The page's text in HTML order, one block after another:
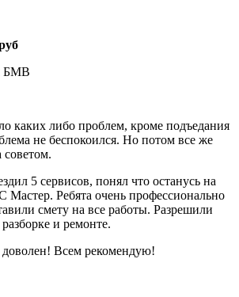
каких либо проблем, кроме подъедания
не беспокоился. Но потом все же
советом.
5 сервисов, понял что останусь на
Мастер. Ребята очень профессионально
смету на все работы. Разрешили
и ремонте.
доволен! Всем рекомендую!